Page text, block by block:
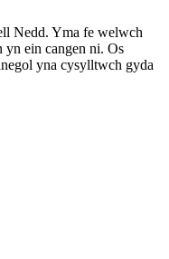
Nedd. Yma fe welwch
yn ein cangen ni. Os
yna cysylltwch gyda